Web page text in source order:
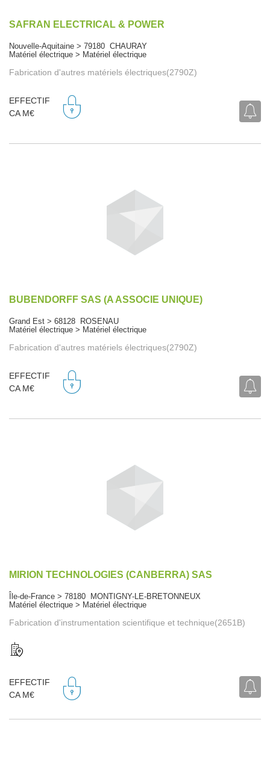
SAFRAN ELECTRICAL & POWER
Nouvelle-Aquitaine > 79180 CHAURAY
Matériel électrique > Matériel électrique
Fabrication d'autres matériels électriques(2790Z)
EFFECTIF
CA M€
BUBENDORFF SAS (A ASSOCIE UNIQUE)
Grand Est > 68128 ROSENAU
Matériel électrique > Matériel électrique
Fabrication d'autres matériels électriques(2790Z)
EFFECTIF
CA M€
MIRION TECHNOLOGIES (CANBERRA) SAS
Île-de-France > 78180 MONTIGNY-LE-BRETONNEUX
Matériel électrique > Matériel électrique
Fabrication d'instrumentation scientifique et technique(2651B)
EFFECTIF
CA M€